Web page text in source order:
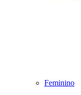
Feminino